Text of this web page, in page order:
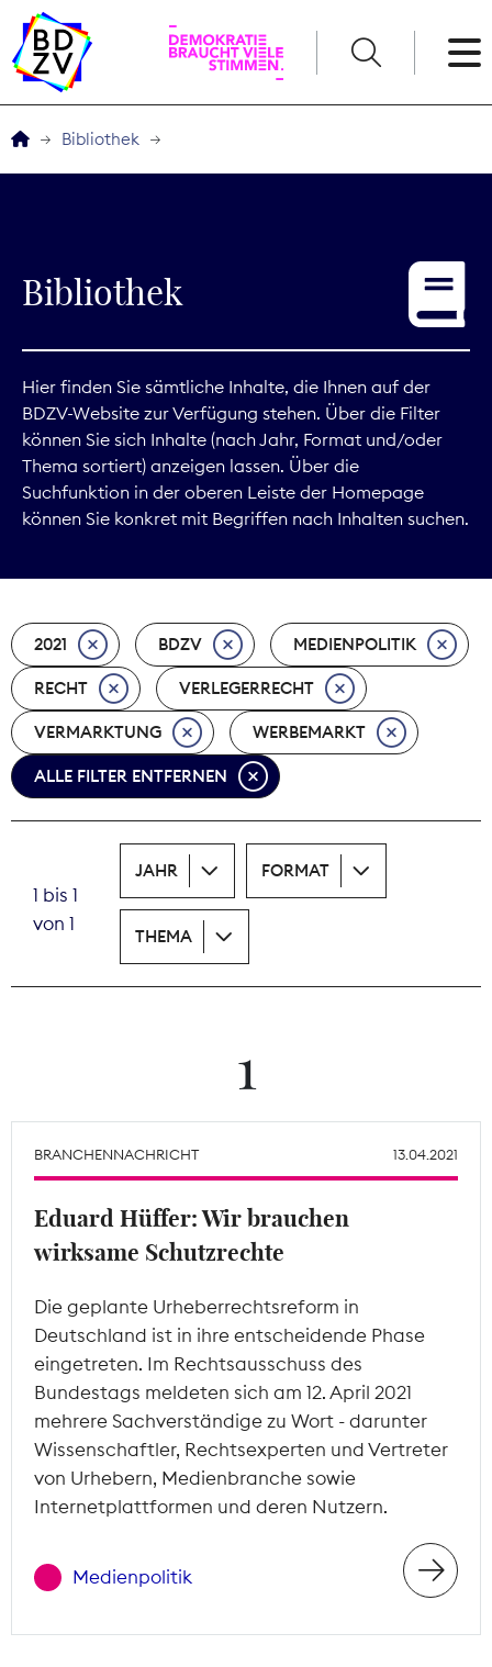
Service
Digitales
Kommunikation
Marktdaten
Nachhaltigkeit
Nachwuchs
Nova Award
Print
Wächterpreis
Mitgliederbereich
Bibliothek
Bibliothek
Hier finden Sie sämtliche Inhalte, die Ihnen auf der
BDZV-Website zur Verfügung stehen. Über die Filter
können Sie sich Inhalte (nach Jahr, Format und/oder
Thema sortiert) anzeigen lassen. Über die
Suchfunktion in der oberen Leiste der Homepage
können Sie konkret mit Begriffen nach Inhalten suchen.
2021 BDZV MEDIENPOLITIK
RECHT VERLEGERRECHT
VERMARKTUNG WERBEMARKT
ALLE FILTER ENTFERNEN
1 bis 1
von 1
JAHR FORMAT
THEMA
1
BRANCHENNACHRICHT 13.04.2021
Eduard Hüffer: Wir brauchen
wirksame Schutzrechte
Die geplante Urheberrechtsreform in
Deutschland ist in ihre entscheidende Phase
eingetreten. Im Rechtsausschuss des
Bundestags meldeten sich am 12. April 2021
mehrere Sachverständige zu Wort - darunter
Wissenschaftler, Rechtsexperten und Vertreter
von Urhebern, Medienbranche sowie
Internetplattformen und deren Nutzern.
Medienpolitik